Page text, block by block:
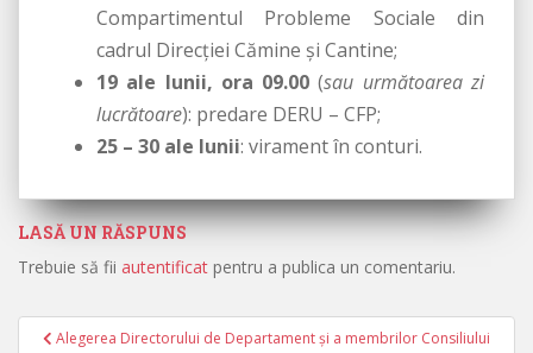
Compartimentul Probleme Sociale din
cadrul Direcției Cămine și Cantine;
19 ale lunii, ora 09.00 (sau următoarea zi
lucrătoare): predare DERU – CFP;
25 – 30 ale lunii: virament în conturi.
LASĂ UN RĂSPUNS
Trebuie să fii autentificat pentru a publica un comentariu.
Alegerea Directorului de Departament și a membrilor Consiliului